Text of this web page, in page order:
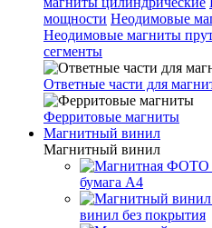
мощности Неодимовые
Неодимовые магниты
сегменты
Ответные части для
Ферритовые магниты
Магнитный винил
Магнитный винил
бумага А4
винил без покрытия